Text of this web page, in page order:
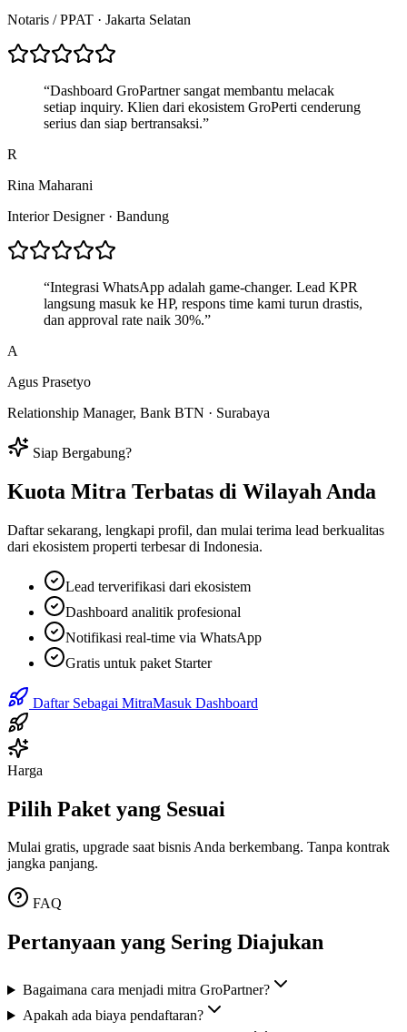
Notaris / PPAT · Jakarta Selatan
“Dashboard GroPartner sangat membantu melacak
setiap inquiry. Klien dari ekosistem GroPerti cenderung
serius dan siap bertransaksi.”
R
Rina Maharani
Interior Designer· Bandung
“Integrasi WhatsApp adalah game-changer. Lead KPR
langsung masuk ke HP, respons time kami turun drastis,
dan approval rate naik 30%.”
A
Agus Prasetyo
Relationship Manager, Bank BTN · Surabaya
Siap Bergabung?
Kuota Mitra Terbatas di Wilayah Anda
Daftar sekarang, lengkapi profil, dan mulai terima lead berkualitas
dari ekosistem properti terbesar di Indonesia.
Lead terverifikasi dari ekosistem
Dashboard analitik profesional
Notifikasi real-time via WhatsApp
Gratis untuk paket Starter
Daftar Sebagai MitraMasuk Dashboard
Harga
Pilih Paket yang Sesuai
Mulai gratis, upgrade saat bisnis Anda berkembang. Tanpa kontrak
jangka panjang.
FAQ
Pertanyaan yang Sering Diajukan
Bagaimana cara menjadi mitra GroPartner?
Apakah ada biaya pendaftaran?